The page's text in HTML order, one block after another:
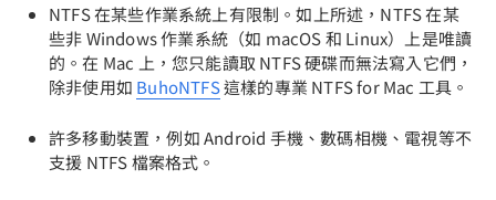
NTFS 在某些作業系統上有限制。如上所述，NTFS 在某
些非 Windows 作業系統（如 macOS 和 Linux）上是唯讀
的。在 Mac 上，您只能讀取 NTFS 硬碟而無法寫入它們，
除非使用如 BuhoNTFS這樣的專業 NTFS for Mac 工具。
許多移動裝置，例如 Android 手機、數碼相機、電視等不
支援 NTFS 檔案格式。